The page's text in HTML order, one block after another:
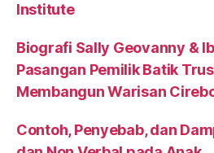
Institute
Biografi Sally Geovanny &
Pasangan Pemilik Batik
Membangun Warisan
Contoh, Penyebab, dan